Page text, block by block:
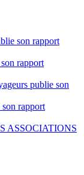
son rapport
rapport
publie son
rapport
ASSOCIATIONS